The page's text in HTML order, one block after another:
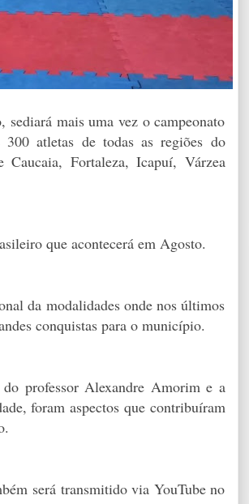
mais uma vez o campeonato
300 atletas de todas as regiões do
Fortaleza, Icapuí, Várzea
que acontecerá em Agosto.
da modalidades onde nos últimos
conquistas para o município.
do professor Alexandre Amorim e a
foram aspectos que contribuíram
será transmitido via YouTube no